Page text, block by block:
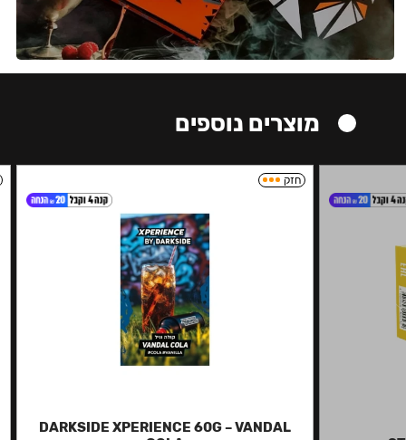
מוצרים נוספים
חזק
DARKSIDE XPERIENCE 60G – VANDAL